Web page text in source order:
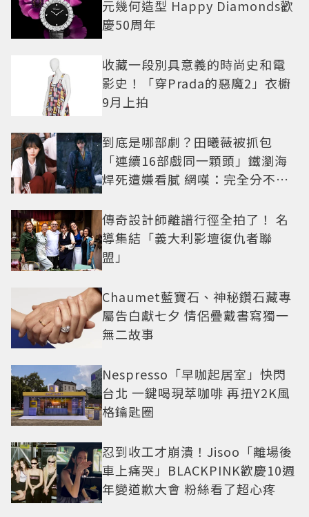
元幾何造型 Happy Diamonds歡
慶50周年
收藏一段別具意義的時尚史和電
影史！「穿Prada的惡魔2」衣櫥
9月上拍
到底是哪部劇？田曦薇被抓包
「連續16部戲同一顆頭」鐵瀏海
焊死遭嫌看膩 網嘆：完全分不出
傳奇設計師離譜行徑全拍了！ 名
導集結「義大利影壇復仇者聯
盟」
Chaumet藍寶石、神秘鑽石藏專
屬告白獻七夕 情侶疊戴書寫獨一
無二故事
Nespresso「早咖起居室」快閃
台北 一鍵喝現萃咖啡 再扭Y2K風
格鑰匙圈
忍到收工才崩潰！Jisoo「離場後
車上痛哭」BLACKPINK歡慶10週
年變道歉大會 粉絲看了超心疼